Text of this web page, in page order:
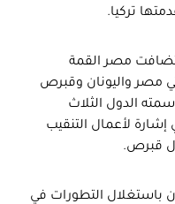
تركيا.
مصر القمة
مصر واليونان وقبرص
الدول الثلاث
لأعمال التنقيب
قبرص.
باستغلال التطورات في